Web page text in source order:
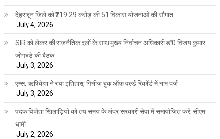
देहरादून जिले को ₹219.29 करोड़ की 51 विकास योजनाओं की सौगात
July 4, 2026
SIR को लेकर की राजनैतिक दलों के साथ मुख्य निर्वाचन अधिकारी डॉ0 विजय कुमार
जोगदंडे की बैठक
July 3, 2026
एम्स, ऋषिकेश ने रचा इतिहास, गिनीज बुक ऑफ वर्ल्ड रिकॉर्ड में नाम दर्ज
July 3, 2026
पदक विजेता खिलाड़ियों को तय समय के अंदर सरकारी सेवा में समायोजित करें: सीएम
धामी
July 2, 2026